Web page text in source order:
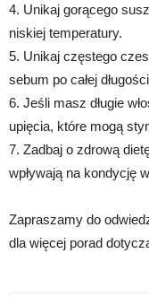
4. Unikaj gorącego
niskiej temperatury.
5. Unikaj częstego
sebum po całej
6. Jeśli masz długie
upięcia, które mogą
7. Zadbaj o zdrową
wpływają na kondycję
Zapraszamy do
dla więcej porad